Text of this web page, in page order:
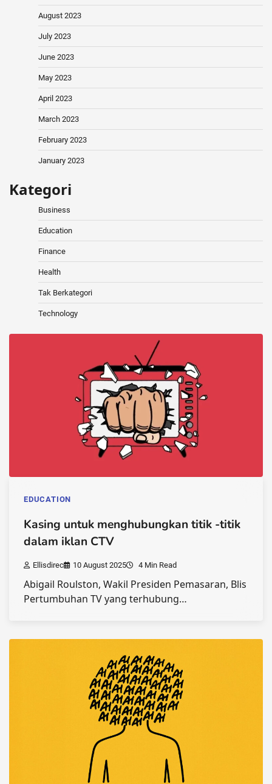
August 2023
July 2023
June 2023
May 2023
April 2023
March 2023
February 2023
January 2023
Kategori
Business
Education
Finance
Health
Tak Berkategori
Technology
EDUCATION
Kasing untuk menghubungkan titik -titik
dalam iklan CTV
Ellisdirec 10 August 2025 4 Min Read
Abigail Roulston, Wakil Presiden Pemasaran, Blis
Pertumbuhan TV yang terhubung…